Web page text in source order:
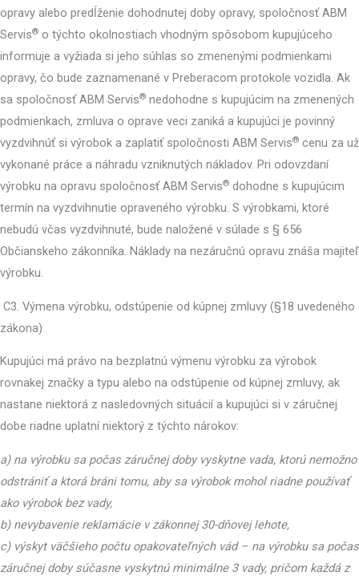
opravy alebo predĺženie dohodnutej doby opravy, spoločnosť ABM
Servis® o týchto okolnostiach vhodným spôsobom kupujúceho
informuje a vyžiada si jeho súhlas so zmenenými podmienkami
opravy, čo bude zaznamenané v Preberacom protokole vozidla. Ak
sa spoločnosť ABM Servis® nedohodne s kupujúcim na zmenených
podmienkach, zmluva o oprave veci zaniká a kupujúci je povinný
vyzdvihnúť si výrobok a zaplatiť spoločnosti ABM Servis® cenu za už
vykonané práce a náhradu vzniknutých nákladov. Pri odovzdaní
výrobku na opravu spoločnosť ABM Servis® dohodne s kupujúcim
termín na vyzdvihnutie opraveného výrobku. S výrobkami, ktoré
nebudú včas vyzdvihnuté, bude naložené v súlade s § 656
Občianskeho zákonníka. Náklady na nezáručnú opravu znáša majiteľ
výrobku.
C3. Výmena výrobku, odstúpenie od kúpnej zmluvy (§18 uvedeného
zákona)
Kupujúci má právo na bezplatnú výmenu výrobku za výrobok
rovnakej značky a typu alebo na odstúpenie od kúpnej zmluvy, ak
nastane niektorá z nasledovných situácií a kupujúci si v záručnej
dobe riadne uplatní niektorý z týchto nárokov:
a) na výrobku sa počas záručnej doby vyskytne vada, ktorú nemožno
odstrániť a ktorá bráni tomu, aby sa výrobok mohol riadne používať
ako výrobok bez vady,
b) nevybavenie reklamácie v zákonnej 30-dňovej lehote,
c) výskyt väčšieho počtu opakovateľných vád – na výrobku sa počas
záručnej doby súčasne vyskytnú minimálne 3 vady, pričom každá z